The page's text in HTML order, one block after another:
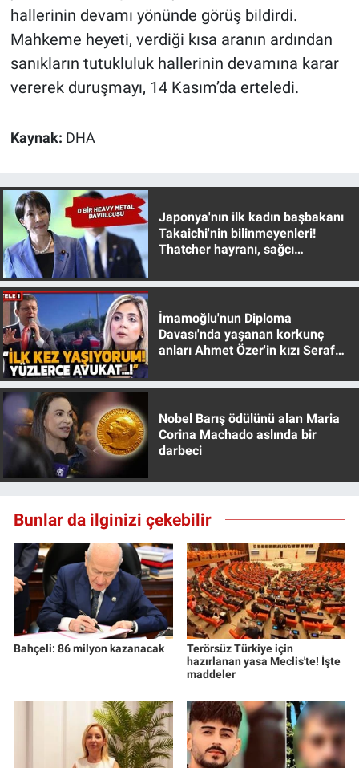
hallerinin devamı yönünde görüş bildirdi.
Mahkeme heyeti, verdiği kısa aranın ardından
sanıkların tutukluluk hallerinin devamına karar
vererek duruşmayı, 14 Kasım’da erteledi.
Kaynak: DHA
Japonya'nın ilk kadın başbakanı
Takaichi'nin bilinmeyenleri!
Thatcher hayranı, sağcı
İmamoğlu'nun Diploma
Davası'nda yaşanan korkunç
anları Ahmet Özer'in kızı Seraf
Nobel Barış ödülünü alan Maria
Corina Machado aslında bir
darbeci
Bunlar da ilginizi çekebilir
Bahçeli: 86 milyon kazanacak
Terörsüz Türkiye için
hazırlanan yasa Meclis'te! İşte
maddeler